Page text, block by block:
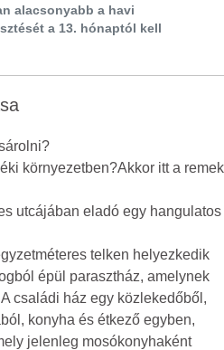
alacsonyabb a havi
a 13. hónaptól kell
környezetben?Akkor itt a remek
utcájában eladó egy hangulatos
telken helyezkedik
épül parasztház, amelynek
családi ház egy közlekedőből,
konyha és étkező egyben,
jelenleg mosókonyhaként